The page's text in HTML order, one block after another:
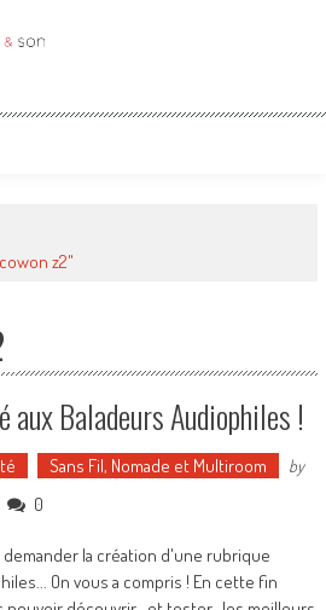
z2"
aux Baladeurs Audiophiles !
Sans Fil, Nomade et Multiroom
by
0
la création d'une rubrique
On vous a compris ! En cette fin